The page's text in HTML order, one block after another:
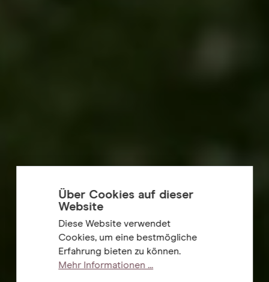
Über Cookies auf dieser
Website
Diese Website verwendet
Cookies, um eine bestmögliche
Erfahrung bieten zu können.
Mehr Informationen ...